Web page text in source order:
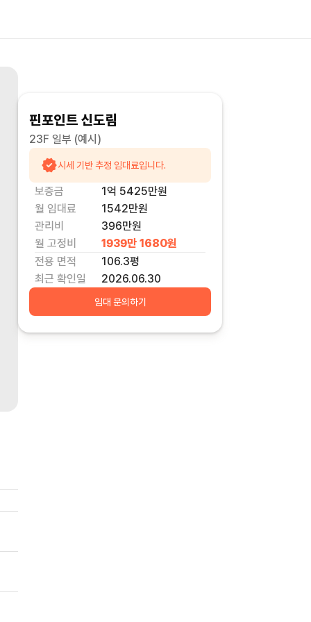
핀포인트 신도림
23F 일부 (예시)
시세 기반 추정 임대료입니다.
보증금 1억 5425만원
월 임대료
1542만원
관리비
396만원
월 고정비
1939만 1680원
전용 면적
106.3평
최근 확인일
2026.06.30
임대 문의하기